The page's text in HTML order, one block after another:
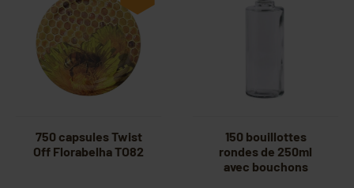
750 capsules Twist
Off Florabelha TO82
150 bouillottes
rondes de 250ml
avec bouchons